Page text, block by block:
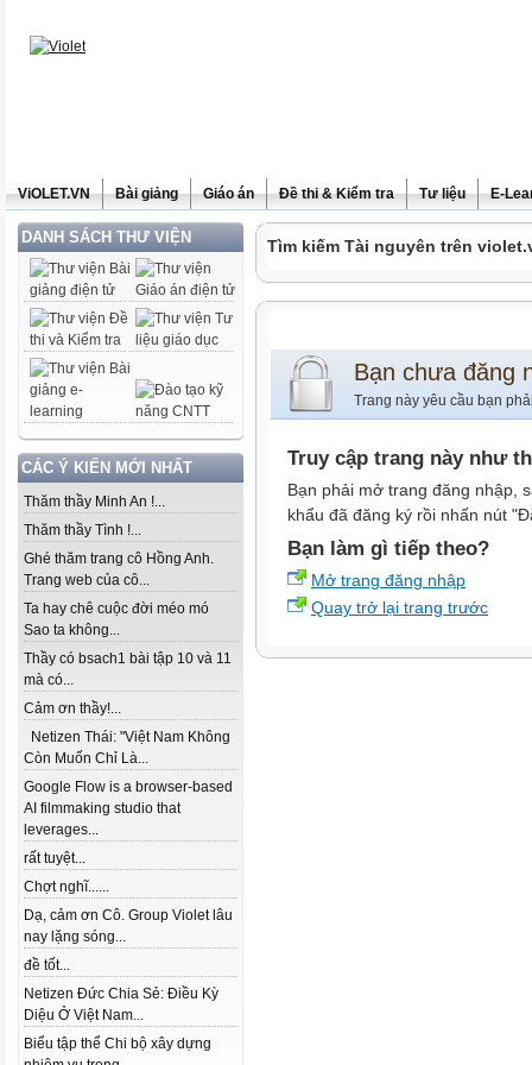
ViOLET.VN Bài giảng Giáo án Đề thi & Kiểm tra Tư liệu E-
DANH SÁCH THƯ VIỆN
CÁC Ý KIẾN MỚI NHẤT
Thăm thầy Minh An !...
Thăm thầy Tình !...
Ghé thăm trang cô Hồng Anh.
Trang web của cô...
Ta hay chê cuộc đời méo mó
Sao ta không...
Thầy có bsach1 bài tập 10 và 11
mà có...
Cảm ơn thầy!...
Netizen Thái: "Việt Nam Không
Còn Muốn Chỉ Là...
Google Flow is a browser-based
AI filmmaking studio that
leverages...
rất tuyệt...
Chợt nghĩ......
Dạ, cảm ơn Cô. Group Violet lâu
nay lặng sóng...
đề tốt...
Netizen Đức Chia Sẻ: Điều Kỳ
Diệu Ở Việt Nam...
Biểu tập thể Chi bộ xây dựng
Tìm kiếm Tài nguyên trên
Bạn chưa đăng
Trang này yêu cầu bạn
Truy cập trang này như
Bạn phải mở trang đăng nhập,
khẩu đã đăng ký rồi nhấn nút
Bạn làm gì tiếp theo?
Mở trang đăng nhập
Quay trở lại trang trước